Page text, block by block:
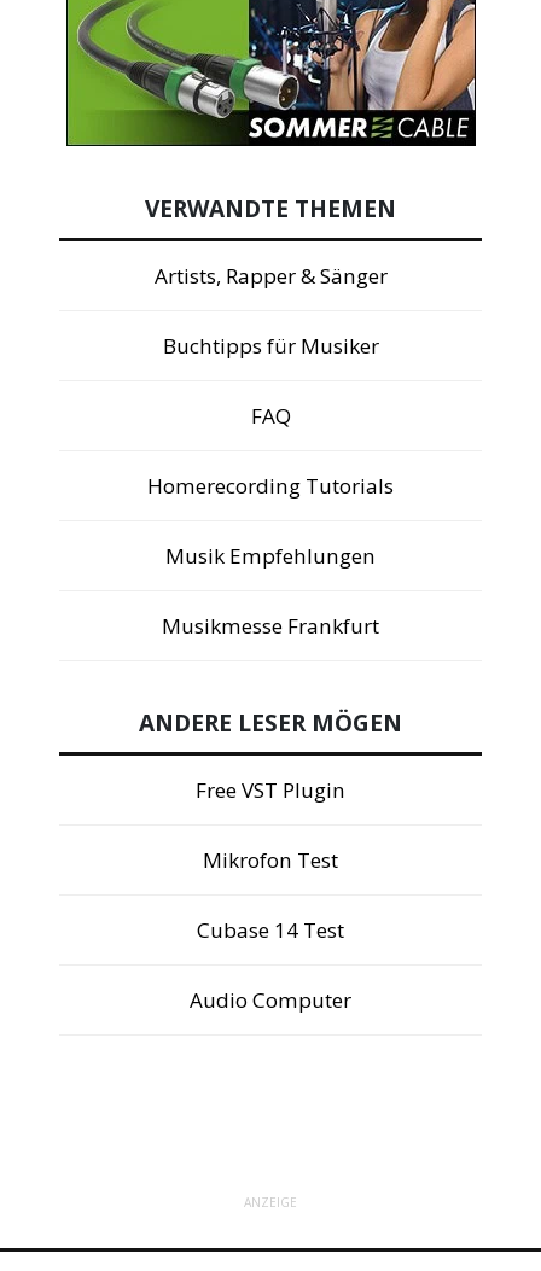
VERWANDTE THEMEN
Artists, Rapper & Sänger
Buchtipps für Musiker
FAQ
Homerecording Tutorials
Musik Empfehlungen
Musikmesse Frankfurt
ANDERE LESER MÖGEN
Free VST Plugin
Mikrofon Test
Cubase 14 Test
Audio Computer
ANZEIGE